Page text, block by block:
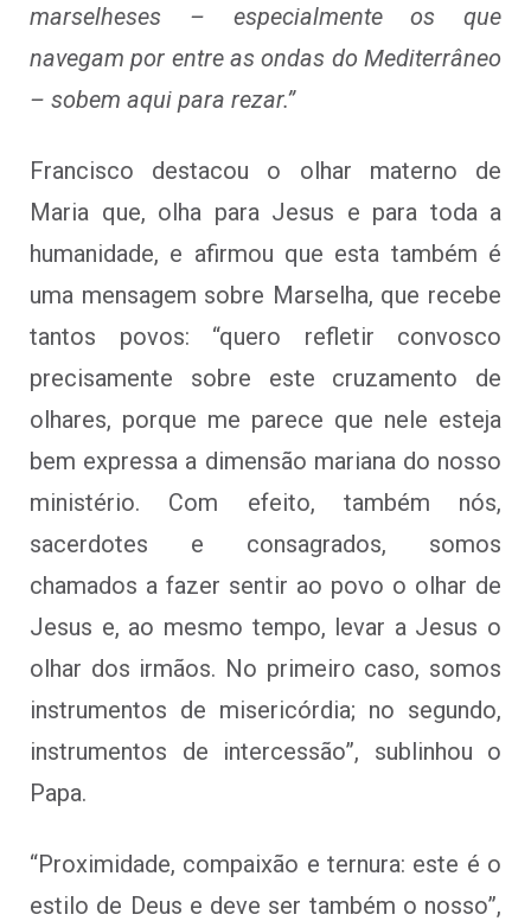
marselheses – especialmente os que
navegam por entre as ondas do Mediterrâneo
– sobem aqui para rezar.”
Francisco destacou o olhar materno de
Maria que, olha para Jesus e para toda a
humanidade, e afirmou que esta também é
uma mensagem sobre Marselha, que recebe
tantos povos: “quero refletir convosco
precisamente sobre este cruzamento de
olhares, porque me parece que nele esteja
bem expressa a dimensão mariana do nosso
ministério. Com efeito, também nós,
sacerdotes e consagrados, somos
chamados a fazer sentir ao povo o olhar de
Jesus e, ao mesmo tempo, levar a Jesus o
olhar dos irmãos. No primeiro caso, somos
instrumentos de misericórdia; no segundo,
instrumentos de intercessão”, sublinhou o
Papa.
“Proximidade, compaixão e ternura: este é o
estilo de Deus e deve ser também o nosso”,